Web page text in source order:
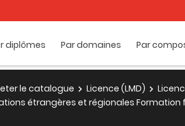
diplômes Par domaines Par
le catalogue Licence (LMD)
étrangères et régionales